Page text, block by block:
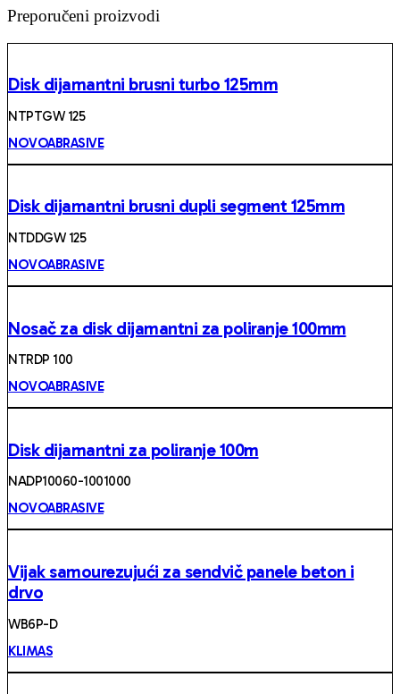
Preporučeni proizvodi
Disk dijamantni brusni turbo 125mm
NTPTGW 125
NOVOABRASIVE
Disk dijamantni brusni dupli segment 125mm
NTDDGW 125
NOVOABRASIVE
Nosač za disk dijamantni za poliranje 100mm
NTRDP 100
NOVOABRASIVE
Disk dijamantni za poliranje 100m
NADP10060-1001000
NOVOABRASIVE
Vijak samourezujući za sendvič panele beton i
drvo
WB6P-D
KLIMAS